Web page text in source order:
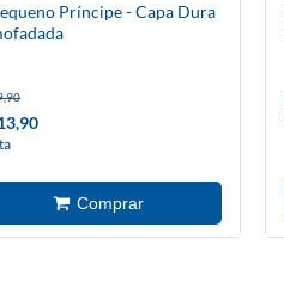
Príncipe - Capa Dura